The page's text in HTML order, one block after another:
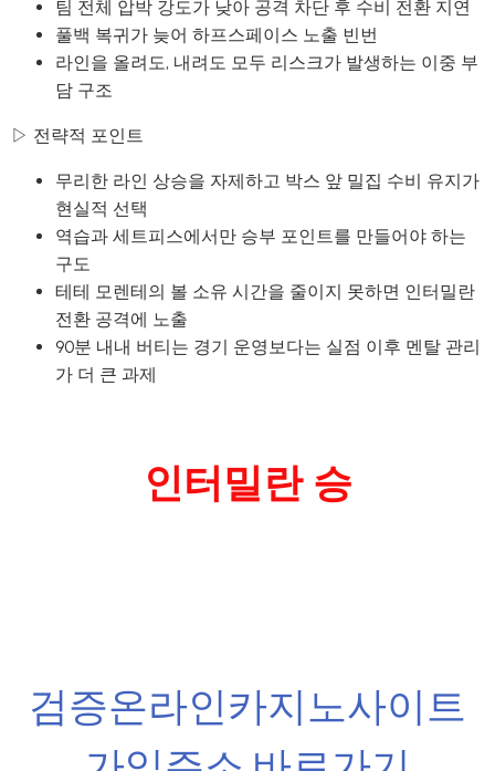
팀 전체 압박 강도가 낮아 공격 차단 후 수비 전환 지연
풀백 복귀가 늦어 하프스페이스 노출 빈번
라인을 올려도, 내려도 모두 리스크가 발생하는 이중 부
담 구조
▷ 전략적 포인트
무리한 라인 상승을 자제하고 박스 앞 밀집 수비 유지가
현실적 선택
역습과 세트피스에서만 승부 포인트를 만들어야 하는
구도
테테 모렌테의 볼 소유 시간을 줄이지 못하면 인터밀란
전환 공격에 노출
90분 내내 버티는 경기 운영보다는 실점 이후 멘탈 관리
가 더 큰 과제
인터밀란 승
검증온라인카지노사이트